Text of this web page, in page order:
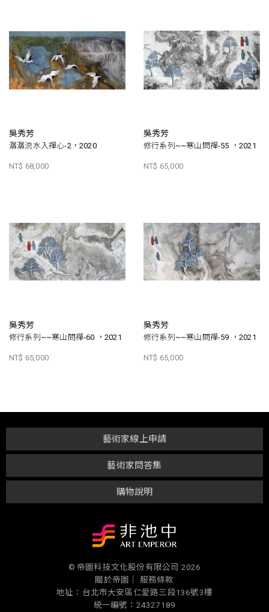
吳秀芳
潺潺流水入禪心-2，2020
NT$ 68,000
吳秀芳
修行系列~~寒山問禪-55 ，2021
NT$ 65,000
吳秀芳
修行系列~~寒山問禪-60 ，2021
NT$ 65,000
吳秀芳
修行系列~~寒山問禪-59 ，2021
NT$ 65,000
購物說明
藝術家問答集
藝術家線上申請
© 帝圖科技文化股份有限公司 2026
關於帝圖｜
服務條款
地址：台北市大安區仁愛路三段136號3樓
統一編號：24327189